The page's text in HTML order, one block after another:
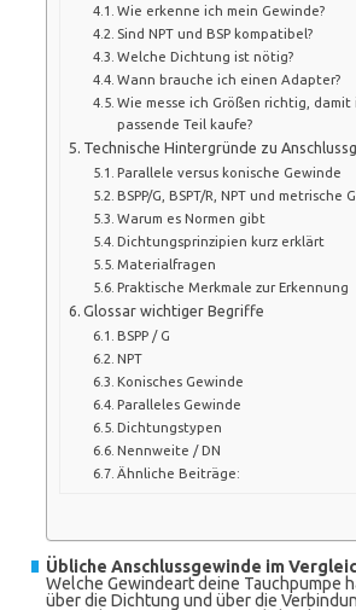
Wie erkenne ich mein Gewinde?
Sind NPT und BSP kompatibel?
Welche Dichtung ist nötig?
Wann brauche ich einen Adapter?
Wie messe ich Größen richtig, damit
passende Teil kaufe?
Technische Hintergründe zu
Parallele versus konische Gewinde
BSPP/G, BSPT/R, NPT und metrische
Warum es Normen gibt
Dichtungsprinzipien kurz erklärt
Materialfragen
Praktische Merkmale zur Erkennung
Glossar wichtiger Begriffe
BSPP / G
NPT
Konisches Gewinde
Paralleles Gewinde
Dichtungstypen
Nennweite / DN
Ähnliche Beiträge:
Übliche Anschlussgewinde im
Welche Gewindeart deine Tauchpumpe
über die Dichtung und über die